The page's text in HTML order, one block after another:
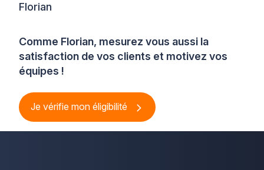
Comme Florian, mesurez vous aussi la
satisfaction de vos clients et motivez vos
équipes !
Je vérifie mon éligibilité
Florian